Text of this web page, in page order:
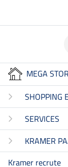
MEGA
SHOPPING
SERVICES
KRAMER
Kramer recrute